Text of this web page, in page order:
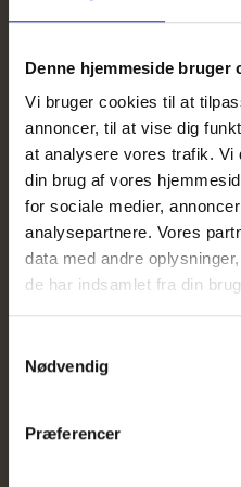
Denne hjemmeside bruger
Vi bruger cookies til at
annoncer, til at vise dig
at analysere vores trafik. Vi
din brug af vores
for sociale medier,
analysepartnere. Vores
data med andre
de har indsamlet fra din
Nødvendig
Præferencer
samme kategori
pengegaver må mit
barn modtage?
Hvordan
indberetter I til
Skat?
Tæller indskud på
Tobi-kontoen som
en pengegave til
barnet?
barn opnå
Skal jeg selv
opnå skattefrit